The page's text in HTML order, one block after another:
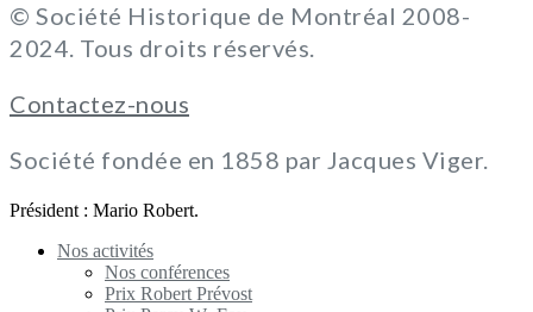
© Société Historique de Montréal 2008-
2024. Tous droits réservés.
Contactez-nous
Société fondée en 1858 par Jacques Viger.
Président : Mario Robert.
Nos activités
Nos conférences
Prix Robert Prévost